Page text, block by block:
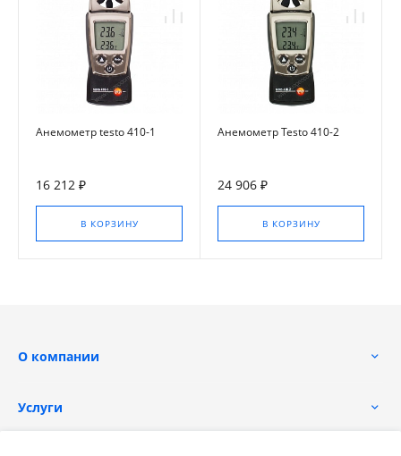
Анемометр testo 410-1
16 212 ₽
В КОРЗИНУ
Анемометр Testo 410-2
24 906 ₽
В КОРЗИНУ
О компании
Услуги